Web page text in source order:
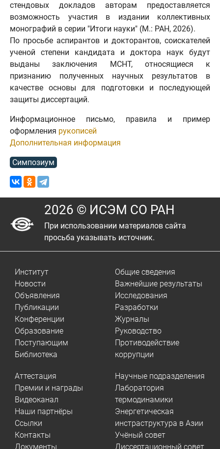
стендовых докладов авторам предоставляется
возможность участия в издании коллективных
монографий в серии "Итоги науки" (М.: РАН, 2026).
По просьбе аспирантов и докторантов, соискателей
ученой степени кандидата и доктора наук будут
выданы заключения МСНТ, относящиеся к
признанию полученных научных результатов в
качестве основы для подготовки и последующей
защиты диссертаций.
Информационное письмо, правила и пример
оформления рукописей
Дополнительная информация
Симпозиум
2026 © ИСЭМ СО РАН
При использовании материалов сайта
просьба указывать источник.
Институт
Новости
Объявления
Публикации
Конференции
Образование
Поступающим
Библиотека
Общие сведения
Важнейшие результаты
Исследования
Разработки
Журналы
Руководство
Противодействие
коррупции
Аттестация
Премии и награды
Видеоканал
Наши партнёры
Ссылки
Контакты
Документы
Научные подразделения
Лаборатория
термодинамики
Энергетическая
инстраструктура в Азии
Учёный совет
Диссертационный совет